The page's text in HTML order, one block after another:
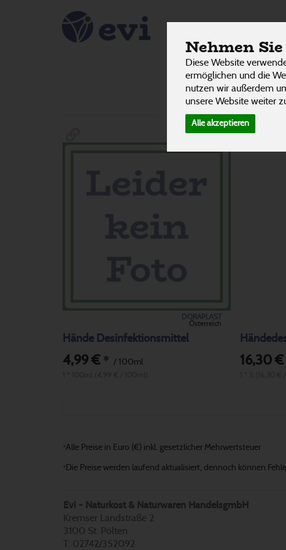
Nehmen
Diese Website
ermöglichen und die
nutzen wir außerdem
unsere Website weiter
Alle akzeptieren
Ernährung Allergene
DORAPLAST
Österreich
Hände Desinfektionsmittel
4,99 € * / 100ml 16,30 €
*Alle Preise in Euro (€) inkl. gesetzlicher Mehrwertsteuer
* Die Preise werden laufend aktualisiert, dennoch können
Evi - Naturkost & Naturwaren HandelsgmbH
Kremser Landstraße 2
3100 St. Pölten
T: 02742/352092